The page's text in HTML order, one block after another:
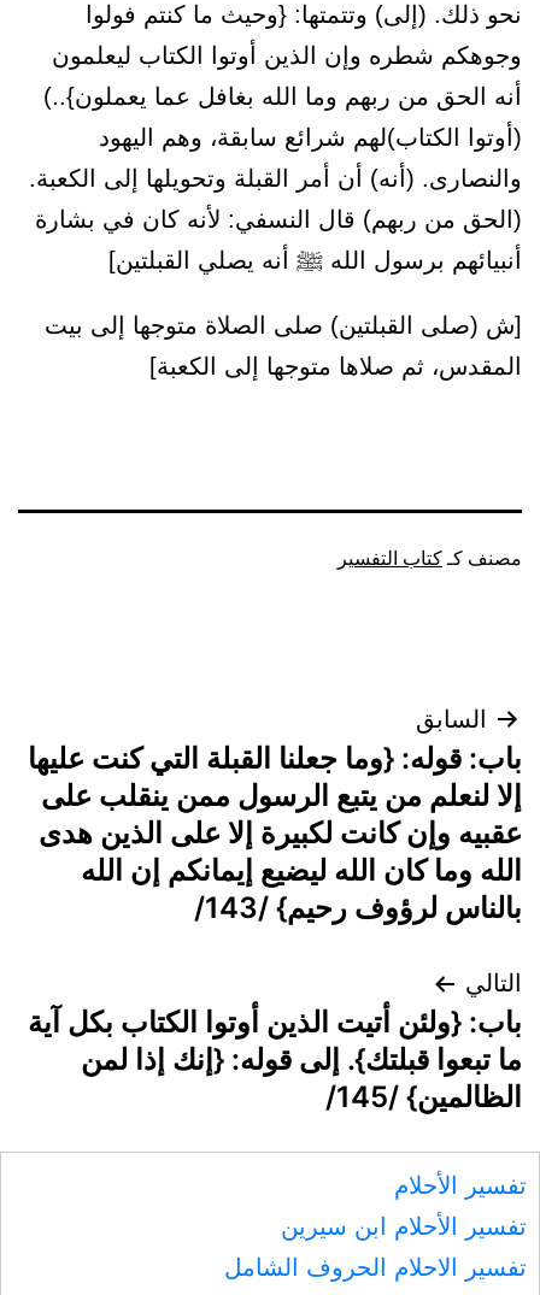
نحو ذلك. (إلى) وتتمتها: {وحيث ما كنتم فولوا
وجوهكم شطره وإن الذين أوتوا الكتاب ليعلمون
أنه الحق من ربهم وما الله بغافل عما يعملون}..)
(أوتوا الكتاب)لهم شرائع سابقة، وهم اليهود
والنصارى. (أنه) أن أمر القبلة وتحويلها إلى الكعبة.
(الحق من ربهم) قال النسفي: لأنه كان في بشارة
أنبيائهم برسول الله ﷺ أنه يصلي القبلتين]
[ش (صلى القبلتين) صلى الصلاة متوجها إلى بيت
المقدس، ثم صلاها متوجها إلى الكعبة]
مصنف كـ كتاب التفسير
تصفّح
المقالات
السابق
باب: قوله: {وما جعلنا القبلة التي كنت عليها
إلا لنعلم من يتبع الرسول ممن ينقلب على
عقبيه وإن كانت لكبيرة إلا على الذين هدى
الله وما كان الله ليضيع إيمانكم إن الله
بالناس لرؤوف رحيم} /143/
التالي
باب: {ولئن أتيت الذين أوتوا الكتاب بكل آية
ما تبعوا قبلتك}. إلى قوله: {إنك إذا لمن
الظالمين} /145/
تفسير الأحلام
تفسير الأحلام ابن سيرين
تفسير الاحلام الحروف الشامل